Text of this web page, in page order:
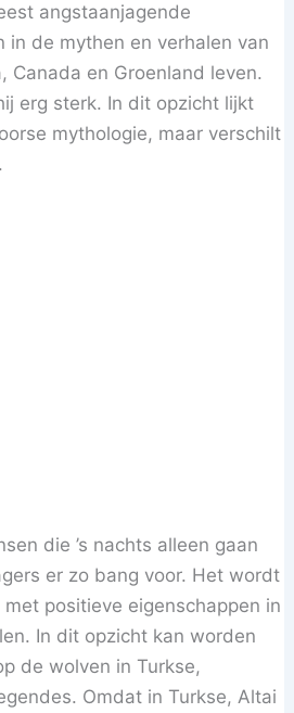
angstaanjagende
in de mythen en verhalen van
Canada en Groenland leven.
erg sterk. In dit opzicht lijkt
mythologie, maar verschilt
die ’s nachts alleen gaan
er zo bang voor. Het wordt
positieve eigenschappen in
In dit opzicht kan worden
de wolven in Turkse,
Omdat in Turkse, Altai